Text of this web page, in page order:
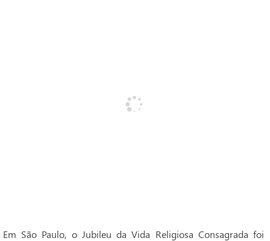
Em São Paulo, o Jubileu da Vida Religiosa Consagrada foi